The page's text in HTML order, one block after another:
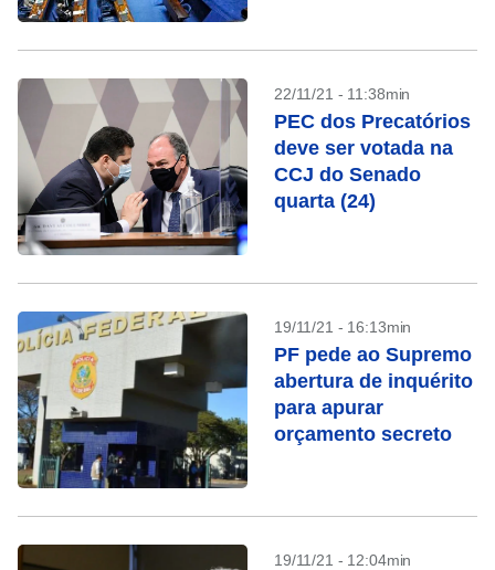
22/11/21 - 11:38min
PEC dos Precatórios
deve ser votada na
CCJ do Senado
quarta (24)
19/11/21 - 16:13min
PF pede ao Supremo
abertura de inquérito
para apurar
orçamento secreto
19/11/21 - 12:04min